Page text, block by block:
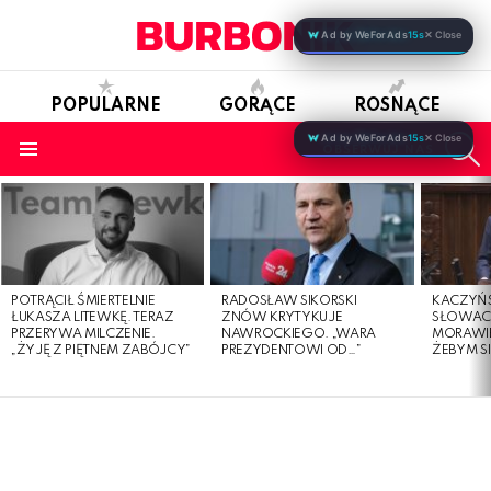
POPULARNE GORĄCE ROSNĄCE
LATEST
STORIES
POTRĄCIŁ ŚMIERTELNIE
ŁUKASZA LITEWKĘ. TERAZ
PRZERYWA MILCZENIE.
„ŻYJĘ Z PIĘTNEM ZABÓJCY”
RADOSŁAW SIKORSKI
ZNÓW KRYTYKUJE
NAWROCKIEGO. „WARA
PREZYDENTOWI OD…”
ŻEBYM
Ad by WeForAds15s✕ Close
Ad by WeForAds15s✕ Close